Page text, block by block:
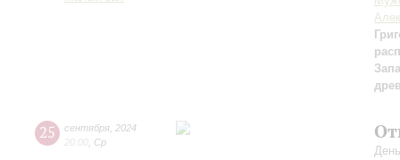
25 сентября 2024
20:00 Ср